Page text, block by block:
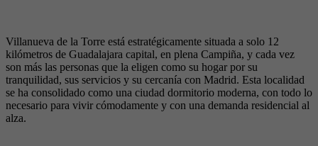
Villanueva de la Torre está estratégicamente situada a solo 12
kilómetros de Guadalajara capital, en plena Campiña, y cada vez
son más las personas que la eligen como su hogar por su
tranquilidad, sus servicios y su cercanía con Madrid. Esta localidad
se ha consolidado como una ciudad dormitorio moderna, con todo lo
necesario para vivir cómodamente y con una demanda residencial al
alza.